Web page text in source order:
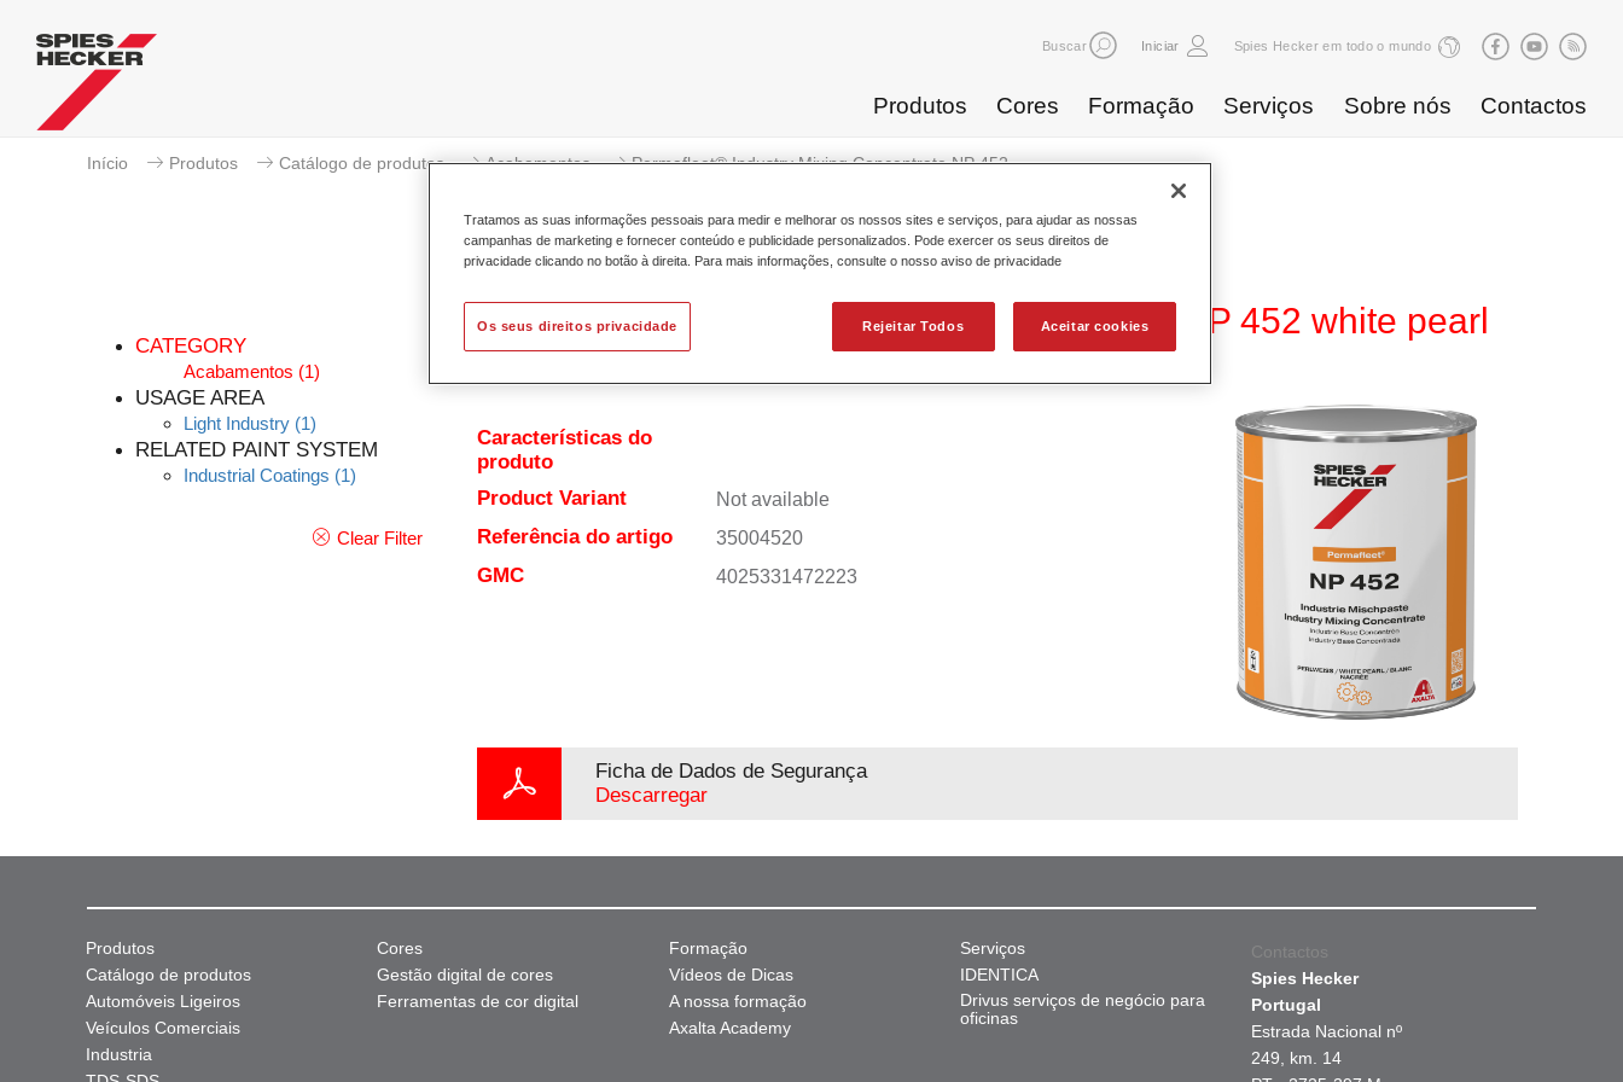
Buscar Iniciar Spies Hecker em todo o mundo
Produtos Cores Formação Serviços Sobre nós Contactos
Início Produtos Catálogo de produtos Acabamentos Permafleet® Industry Mixing Concentrate NP 452 ...
CATEGORY
Acabamentos (1)
USAGE AREA
Light Industry (1)
RELATED PAINT SYSTEM
Industrial Coatings (1)
Clear Filter
Permafleet® Industry Mixing Concentrate NP 452 white pearl
Características do
produto
Product Variant
Not available
Referência do artigo 35004520
GMC 4025331472223
Ficha de Dados de Segurança
Descarregar
Produtos
Catálogo de produtos
Automóveis Ligeiros
Veículos Comerciais
Industria
Cores
Gestão digital de cores
Ferramentas de cor digital
Formação
Vídeos de Dicas
A nossa formação
Axalta Academy
Serviços
IDENTICA
Drivus serviços de negócio para
oficinas
Contactos
Spies Hecker
Portugal
Estrada Nacional nº
249, km. 14
Tratamos as suas informações pessoais para medir e melhorar os nossos sites e serviços, para ajudar as nossas
campanhas de marketing e fornecer conteúdo e publicidade personalizados. Pode exercer os seus direitos de
privacidade clicando no botão à direita. Para mais informações, consulte o nosso aviso de privacidade
Rejeitar Todos Aceitar cookies
Os seus direitos privacidade